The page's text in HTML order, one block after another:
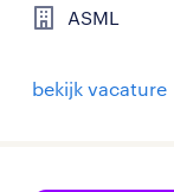
ASML
bekijk vacature